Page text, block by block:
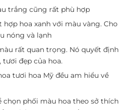
trắng cũng rất phù hợp
hợp hoa xanh với màu vàng. Cho
nóng và lạnh
rất quan trọng. Nó quyết định
tươi đẹp của hoa.
tươi hoa Mỹ đều am hiểu về
chọn phối màu hoa theo sở thích